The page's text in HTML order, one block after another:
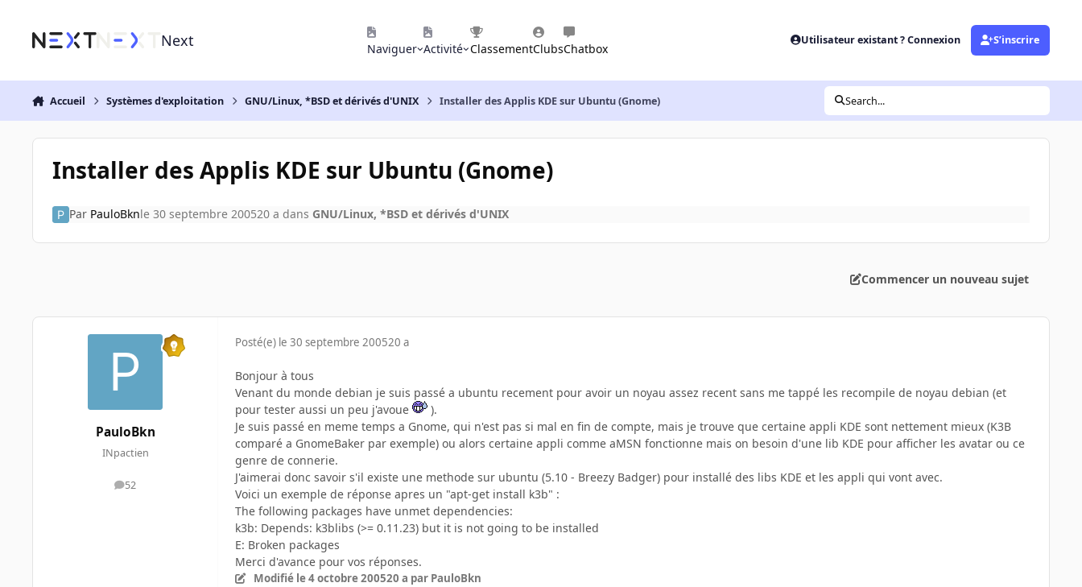
Next Naviguer Activité ClassementClubsChatbox
Utilisateur existant ? Connexion S’inscrire
Accueil Systèmes d'exploitation GNU/Linux, *BSD et dérivés d'UNIX Installer des Applis KDE sur Ubuntu (Gnome) Search...
Installer des Applis KDE sur Ubuntu (Gnome)
Par PauloBknle 30 septembre 200520 a dans GNU/Linux, *BSD et dérivés d'UNIX
Commencer un nouveau sujet
PauloBkn
INpactien
52
messages
Posté(e) le 30 septembre 200520 a
Bonjour à tous
Venant du monde debian je suis passé a ubuntu recement pour avoir un noyau assez recent sans me tappé les recompile de noyau debian (et
pour tester aussi un peu j'avoue
).
Je suis passé en meme temps a Gnome, qui n'est pas si mal en fin de compte, mais je trouve que certaine appli KDE sont nettement mieux (K3B
comparé a GnomeBaker par exemple) ou alors certaine appli comme aMSN fonctionne mais on besoin d'une lib KDE pour afficher les avatar ou ce
genre de connerie.
J'aimerai donc savoir s'il existe une methode sur ubuntu (5.10 - Breezy Badger) pour installé des libs KDE et les appli qui vont avec.
Voici un exemple de réponse apres un "apt-get install k3b" :
The following packages have unmet dependencies:
k3b: Depends: k3blibs (>= 0.11.23) but it is not going to be installed
E: Broken packages
Merci d'avance pour vos réponses.
Modifié le 4 octobre 200520 a par PauloBkn